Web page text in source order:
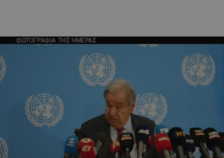
ΦΩΤΟΓΡΑΦΙΑ ΤΗΣ ΗΜΕΡΑΣ